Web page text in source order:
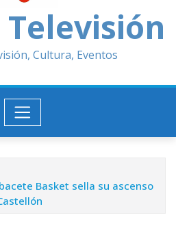
Cultura, Eventos
Basket sella su ascenso